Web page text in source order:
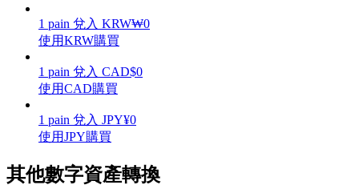
增值寶
1 pain 兌入 KRW₩0
使用KRW購買
1 pain 兌入 CAD$0
使用CAD購買
1 pain 兌入 JPY¥0
使用JPY購買
其他數字資產轉換